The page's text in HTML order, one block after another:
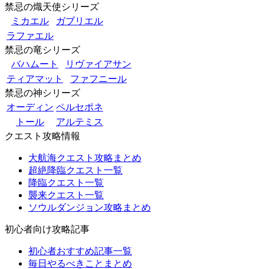
禁忌の熾天使シリーズ
ミカエル
ガブリエル
ラファエル
禁忌の竜シリーズ
バハムート
リヴァイアサン
ティアマット
ファフニール
禁忌の神シリーズ
オーディン ペルセポネ
トール
アルテミス
クエスト攻略情報
大航海クエスト攻略まとめ
超絶降臨クエスト一覧
降臨クエスト一覧
襲来クエスト一覧
ソウルダンジョン攻略まとめ
初心者向け攻略記事
初心者おすすめ記事一覧
毎日やるべきことまとめ